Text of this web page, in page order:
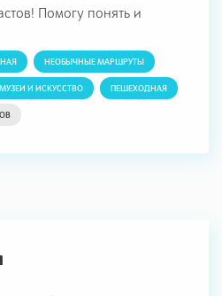
Помогу понять и
НЕОБЫЧНЫЕ МАРШРУТЫ
МУЗЕИ И ИСКУССТВО ПЕШЕХОДНАЯ